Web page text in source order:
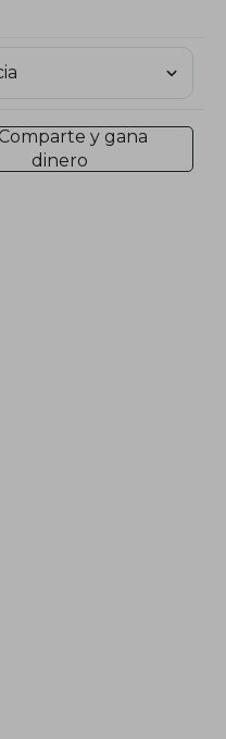
resiliencia y las
It Ends With Us,
en The New
por causas
la lectura con la
consolidado a
mundo.
Comparte y gana
dinero